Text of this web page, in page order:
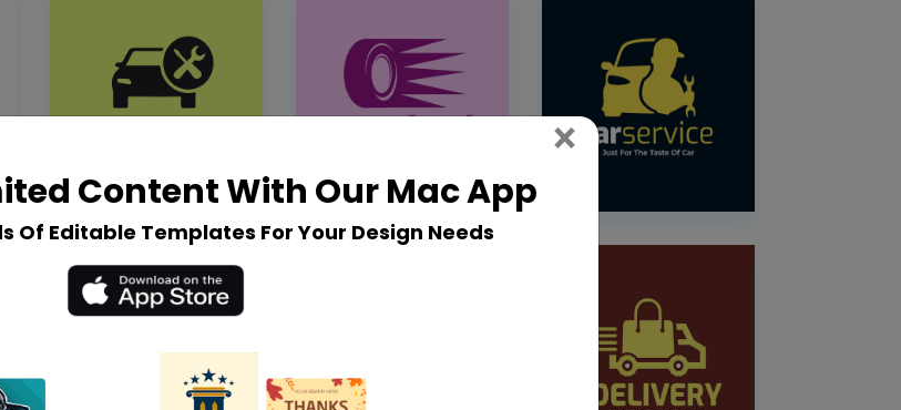
Content With Our Mac App
Of Editable Templates For Your Design Needs
× Close